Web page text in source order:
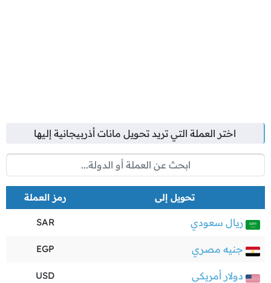
اختر العملة التي تريد تحويل مانات أذربيجانية إليها
تحويل إلى رمز العملة
ريال سعودي SAR
جنيه مصري EGP
دولار أمريكي USD